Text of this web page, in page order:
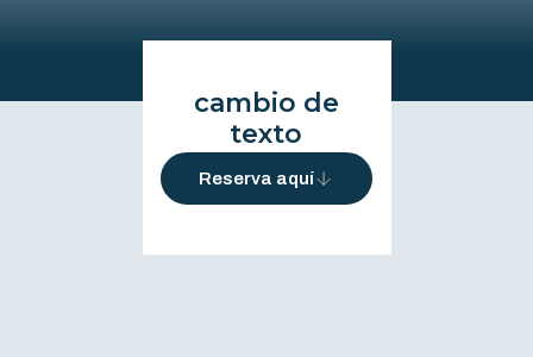
cambio de
texto
Reserva aquí